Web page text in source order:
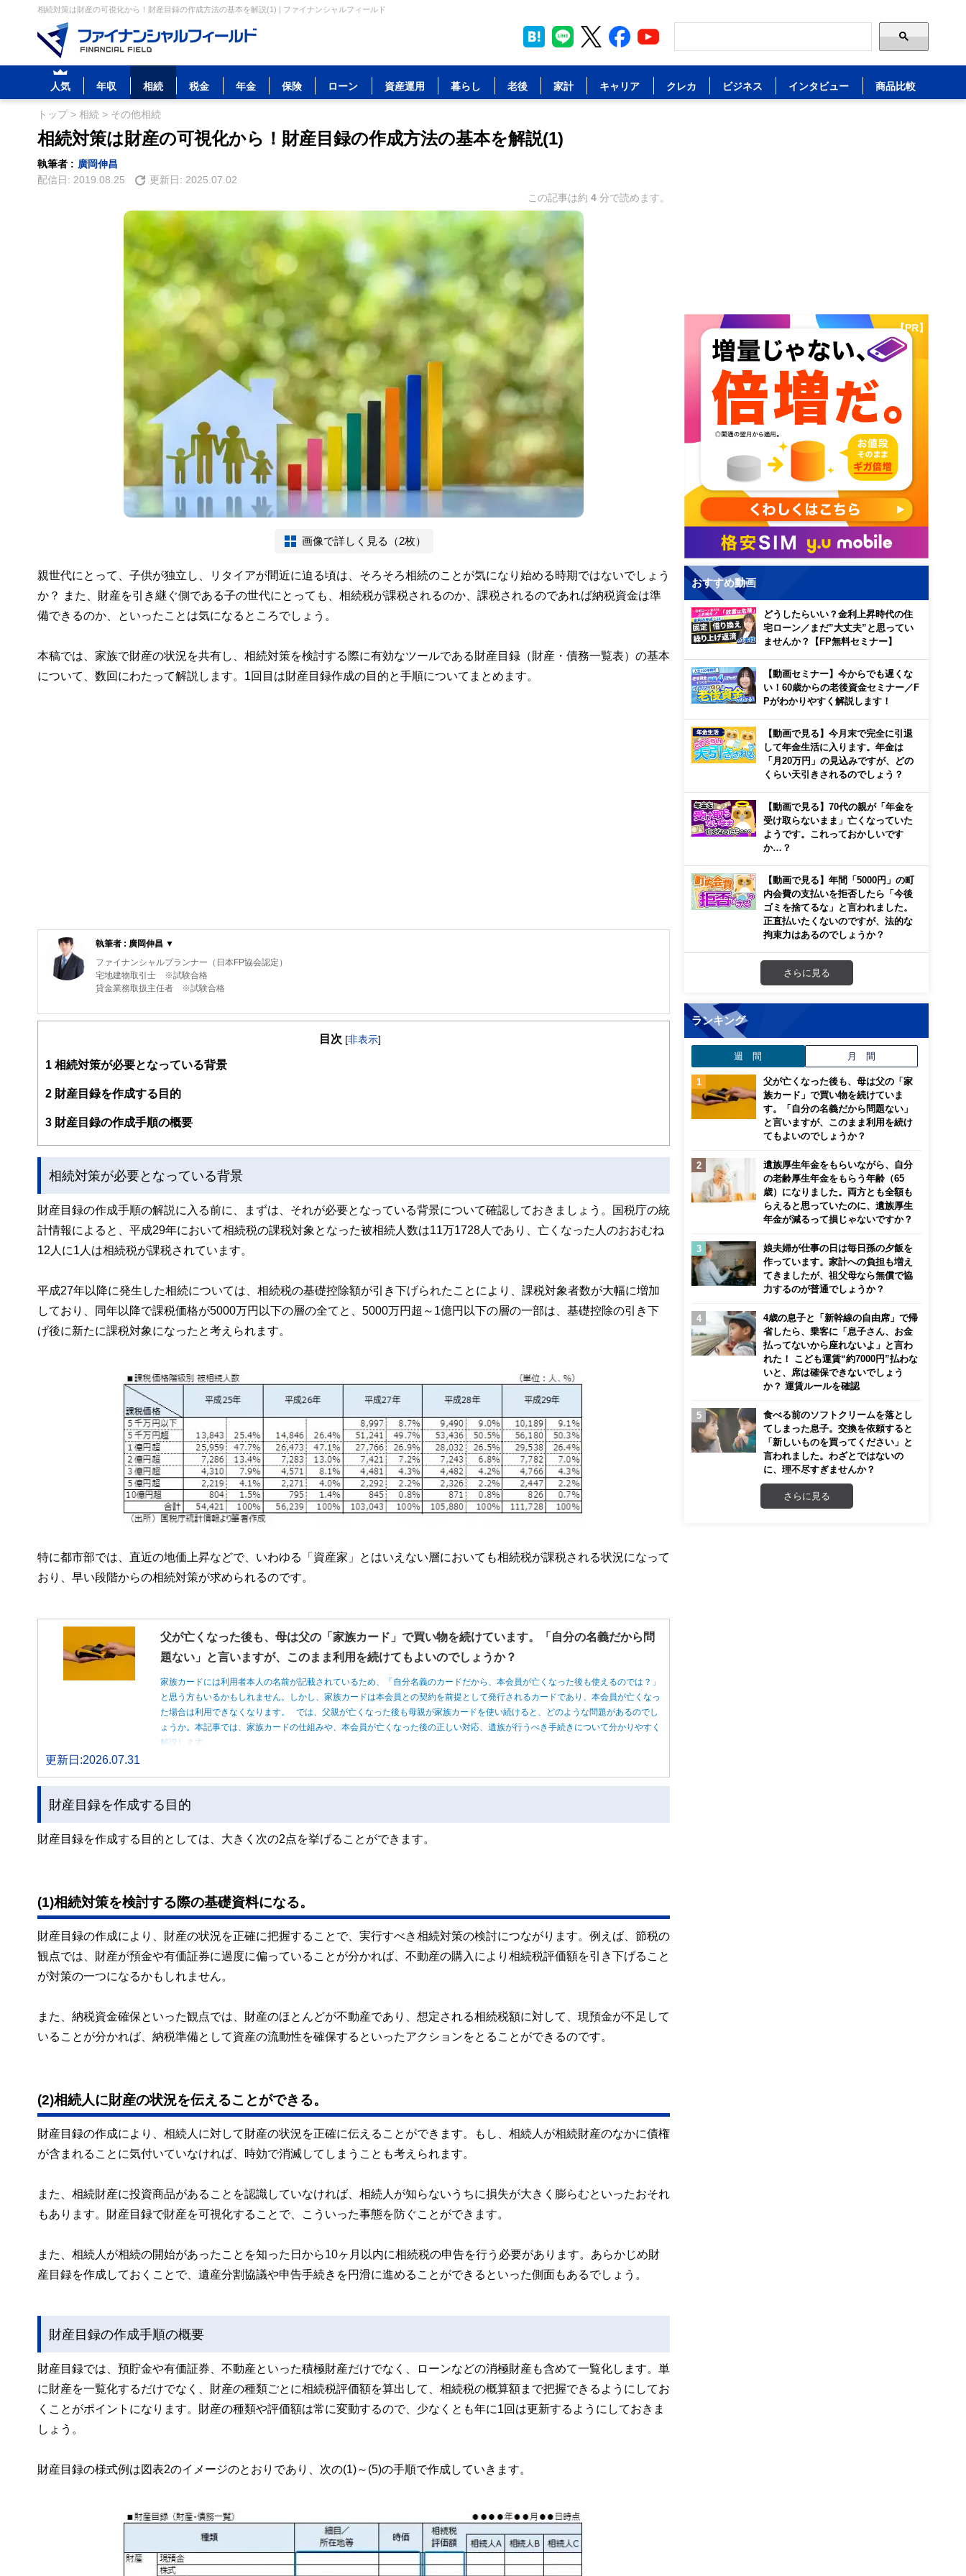
相続対策は財産の可視化から！財産目録の作成方法の基本を解説(1) | ファイナンシャルフィールド
人気 年収 相続 税金 年金 保険 ローン 資産運用 暮らし 老後 家計 キャリア クレカ ビジネス インタビュー 商品比較
トップ> 相続 > その他相続
相続対策は財産の可視化から！財産目録の作成方法の基本を解説(1)
執筆者 :
廣岡伸昌
配信日: 2019.08.25 更新日: 2025.07.02
この記事は約 4 分で読めます。
画像で詳しく見る（2枚）
親世代にとって、子供が独立し、リタイアが間近に迫る頃は、そろそろ相続のことが気になり始める時期ではないでしょう
か？ また、財産を引き継ぐ側である子の世代にとっても、相続税が課税されるのか、課税されるのであれば納税資金は準
備できるのか、といったことは気になるところでしょう。
本稿では、家族で財産の状況を共有し、相続対策を検討する際に有効なツールである財産目録（財産・債務一覧表）の基本
について、数回にわたって解説します。1回目は財産目録作成の目的と手順についてまとめます。
執筆者 : 廣岡伸昌 ▼
ファイナンシャルプランナー（日本FP協会認定）
宅地建物取引士 ※試験合格
貸金業務取扱主任者 ※試験合格
大阪大学法学部卒。経済学修士（計量経済学）
目次 [非表示]
1 相続対策が必要となっている背景
2 財産目録を作成する目的
3 財産目録の作成手順の概要
相続対策が必要となっている背景
財産目録の作成手順の解説に入る前に、まずは、それが必要となっている背景について確認しておきましょう。国税庁の統
計情報によると、平成29年において相続税の課税対象となった被相続人数は11万1728人であり、亡くなった人のおおむね
12人に1人は相続税が課税されています。
平成27年以降に発生した相続については、相続税の基礎控除額が引き下げられたことにより、課税対象者数が大幅に増加
しており、同年以降で課税価格が5000万円以下の層の全てと、5000万円超～1億円以下の層の一部は、基礎控除の引き下
げ後に新たに課税対象になったと考えられます。
特に都市部では、直近の地価上昇などで、いわゆる「資産家」とはいえない層においても相続税が課税される状況になって
おり、早い段階からの相続対策が求められるのです。
父が亡くなった後も、母は父の「家族カード」で買い物を続けています。「自分の名義だから問
題ない」と言いますが、このまま利用を続けてもよいのでしょうか？
家族カードには利用者本人の名前が記載されているため、「自分名義のカードだから、本会員が亡くなった後も使えるのでは？」
と思う方もいるかもしれません。しかし、家族カードは本会員との契約を前提として発行されるカードであり、本会員が亡くなっ
た場合は利用できなくなります。 では、父親が亡くなった後も母親が家族カードを使い続けると、どのような問題があるのでし
ょうか。本記事では、家族カードの仕組みや、本会員が亡くなった後の正しい対応、遺族が行うべき手続きについて分かりやすく
解説します。
更新日:2026.07.31
財産目録を作成する目的
財産目録を作成する目的としては、大きく次の2点を挙げることができます。
(1)相続対策を検討する際の基礎資料になる。
財産目録の作成により、財産の状況を正確に把握することで、実行すべき相続対策の検討につながります。例えば、節税の
観点では、財産が預金や有価証券に過度に偏っていることが分かれば、不動産の購入により相続税評価額を引き下げること
が対策の一つになるかもしれません。
また、納税資金確保といった観点では、財産のほとんどが不動産であり、想定される相続税額に対して、現預金が不足して
いることが分かれば、納税準備として資産の流動性を確保するといったアクションをとることができるのです。
(2)相続人に財産の状況を伝えることができる。
財産目録の作成により、相続人に対して財産の状況を正確に伝えることができます。もし、相続人が相続財産のなかに債権
が含まれることに気付いていなければ、時効で消滅してしまうことも考えられます。
また、相続財産に投資商品があることを認識していなければ、相続人が知らないうちに損失が大きく膨らむといったおそれ
もあります。財産目録で財産を可視化することで、こういった事態を防ぐことができます。
また、相続人が相続の開始があったことを知った日から10ヶ月以内に相続税の申告を行う必要があります。あらかじめ財
産目録を作成しておくことで、遺産分割協議や申告手続きを円滑に進めることができるといった側面もあるでしょう。
財産目録の作成手順の概要
財産目録では、預貯金や有価証券、不動産といった積極財産だけでなく、ローンなどの消極財産も含めて一覧化します。単
に財産を一覧化するだけでなく、財産の種類ごとに相続税評価額を算出して、相続税の概算額まで把握できるようにしてお
くことがポイントになります。財産の種類や評価額は常に変動するので、少なくとも年に1回は更新するようにしておきま
しょう。
財産目録の様式例は図表2のイメージのとおりであり、次の(1)～(5)の手順で作成していきます。
【PR】
おすすめ動画
どうしたらいい？金利上昇時代の住
宅ローン／まだ”大丈夫”と思ってい
ませんか？【FP無料セミナー】
【動画セミナー】今からでも遅くな
い！60歳からの老後資金セミナー／F
Pがわかりやすく解説します！
【動画で見る】今月末で完全に引退
して年金生活に入ります。年金は
「月20万円」の見込みですが、どの
くらい天引きされるのでしょう？
【動画で見る】70代の親が「年金を
受け取らないまま」亡くなっていた
ようです。これっておかしいです
か…？
【動画で見る】年間「5000円」の町
内会費の支払いを拒否したら「今後
ゴミを捨てるな」と言われました。
正直払いたくないのですが、法的な
拘束力はあるのでしょうか？
さらに見る
ランキング
週 間 月 間
父が亡くなった後も、母は父の「家
族カード」で買い物を続けていま
す。「自分の名義だから問題ない」
と言いますが、このまま利用を続け
てもよいのでしょうか？
遺族厚生年金をもらいながら、自分
の老齢厚生年金をもらう年齢（65
歳）になりました。両方とも全額も
らえると思っていたのに、遺族厚生
年金が減るって損じゃないですか？
娘夫婦が仕事の日は毎日孫の夕飯を
作っています。家計への負担も増え
てきましたが、祖父母なら無償で協
力するのが普通でしょうか？
4歳の息子と「新幹線の自由席」で帰
省したら、乗客に「息子さん、お金
払ってないから座れないよ」と言わ
れた！ こども運賃“約7000円”払わな
いと、席は確保できないでしょう
か？ 運賃ルールを確認
食べる前のソフトクリームを落とし
てしまった息子。交換を依頼すると
「新しいものを買ってください」と
言われました。わざとではないの
に、理不尽すぎませんか？
さらに見る